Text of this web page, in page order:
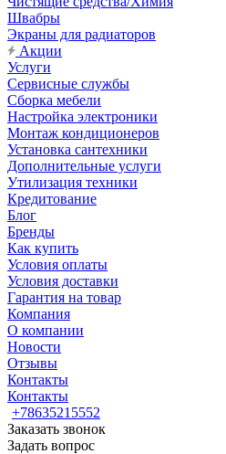
Швабры
Экраны для радиаторов
Акции
Услуги
Сервисные службы
Сборка мебели
Настройка электроники
Монтаж кондиционеров
Установка сантехники
Дополнительные услуги
Утилизация техники
Кредитование
Блог
Бренды
Как купить
Условия оплаты
Условия доставки
Гарантия на товар
Компания
О компании
Новости
Отзывы
Контакты
Контакты
+78635215552
Заказать звонок
Задать вопрос